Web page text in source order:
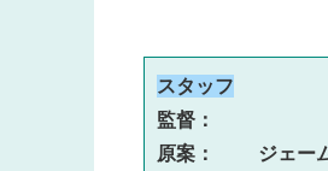
スタッフ
監督
原案：　  ジェー